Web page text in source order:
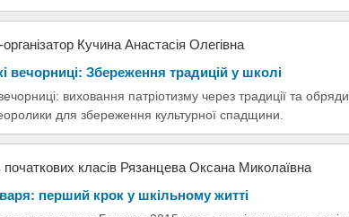
Кучина Анастасія Олегівна
вечорниці: Збереження традицій у школі
вечорниці: виховання патріотизму через традиції та
для збереження культурної спадщини.
початкових класів Рязанцева Оксана Миколаївна
перший крок у шкільному житті